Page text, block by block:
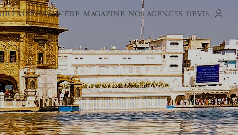
FAIRE CROISIÈRE MAGAZINE NOS AGENCES DEVIS